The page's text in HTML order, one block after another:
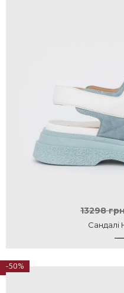
13298
Сандалі
-50%